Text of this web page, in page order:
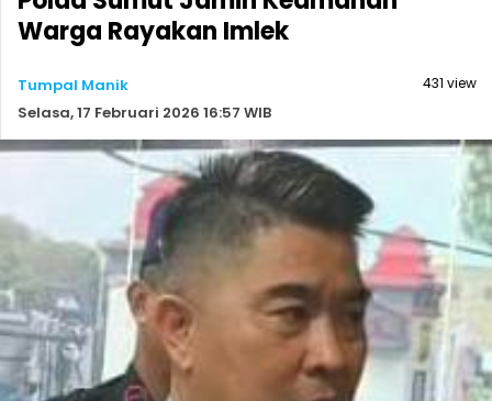
Warga Rayakan Imlek
Tumpal Manik
Selasa, 17 Februari 2026 16:57 WIB
431 view